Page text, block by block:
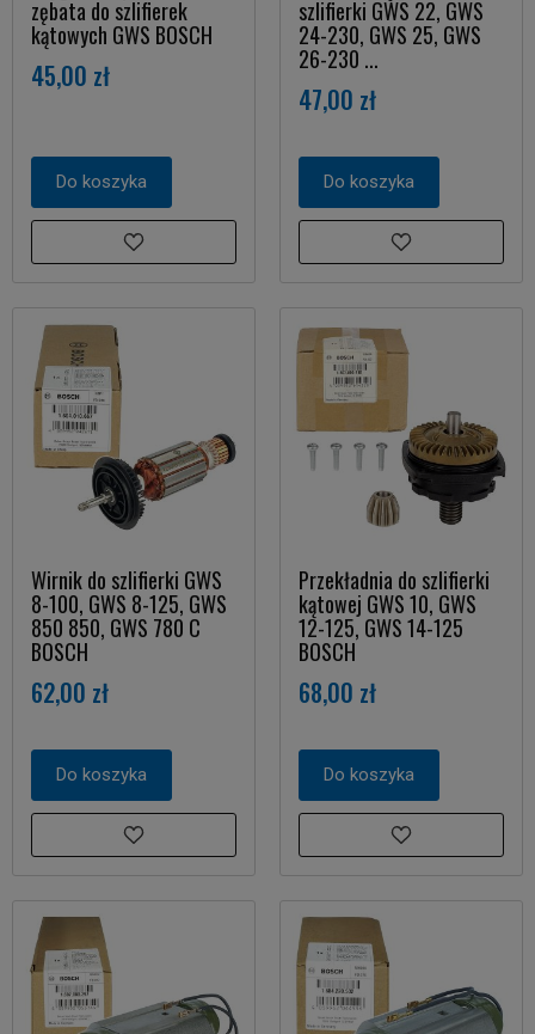
zębata do szlifierek
kątowych GWS BOSCH
45,00 zł
Do koszyka
szlifierki GWS 22, GWS
24-230, GWS 25, GWS
26-230 ...
47,00 zł
Do koszyka
Wirnik do szlifierki GWS
8-100, GWS 8-125, GWS
850 850, GWS 780 C
BOSCH
62,00 zł
Do koszyka
Przekładnia do szlifierki
kątowej GWS 10, GWS
12-125, GWS 14-125
BOSCH
68,00 zł
Do koszyka